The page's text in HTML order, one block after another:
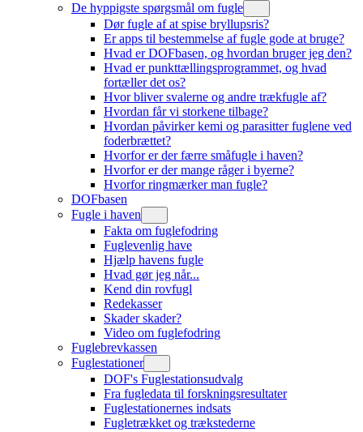
De hyppigste spørgsmål om fugle
Dør fugle af at spise bryllupsris?
Er apps til bestemmelse af fugle gode at bruge?
Hvad er DOFbasen, og hvordan bruger jeg den?
Hvad er punkttællingsprogrammet, og hvad
fortæller det os?
Hvor bliver svalerne og andre trækfugle af?
Hvordan får vi storkene tilbage?
Hvordan påvirker kemi og parasitter fuglene ved
foderbrættet?
Hvorfor er der færre småfugle i haven?
Hvorfor er der mange råger i byerne?
Hvorfor ringmærker man fugle?
DOFbasen
Fugle i haven
Fakta om fuglefodring
Fuglevenlig have
Hjælp havens fugle
Hvad gør jeg når...
Kend din rovfugl
Redekasser
Skader skader?
Video om fuglefodring
Fuglebrevkassen
Fuglestationer
DOF's Fuglestationsudvalg
Fra fugledata til forskningsresultater
Fuglestationernes indsats
Fugletrækket og trækstederne